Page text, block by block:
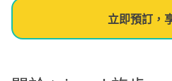
立即預訂，